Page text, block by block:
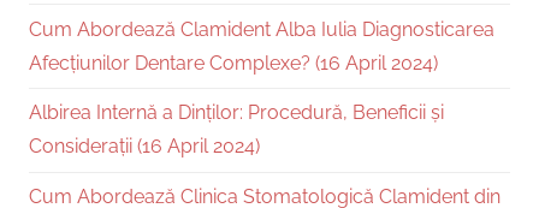
Cum Abordează Clamident Alba Iulia Diagnosticarea
Afecțiunilor Dentare Complexe? (16 April 2024)
Albirea Internă a Dinților: Procedură, Beneficii și
Considerații (16 April 2024)
Cum Abordează Clinica Stomatologică Clamident din